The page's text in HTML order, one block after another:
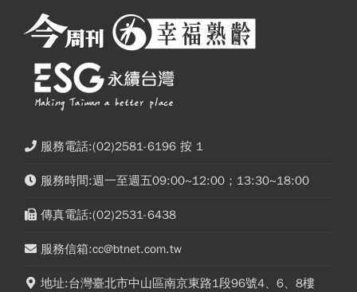
服務電話:(02)2581-6196 按 1
服務時間:週一至週五09:00~12:00；13:30~18:00
傳真電話:(02)2531-6438
服務信箱:cc@btnet.com.tw
地址:台灣臺北市中山區南京東路1段96號4、6、8樓